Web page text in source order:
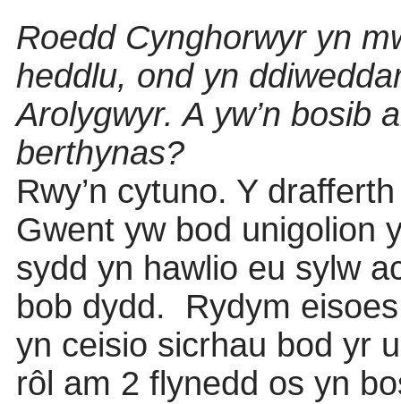
Roedd Cynghorwyr yn
heddlu, ond yn
Arolygwyr. A yw’n bosib
berthynas?
Rwy’n cytuno. Y
Gwent yw bod unigolion
sydd yn hawlio eu sylw
bob dydd.
Rydym
yn ceisio sicrhau bod yr
rôl am 2 flynedd os yn